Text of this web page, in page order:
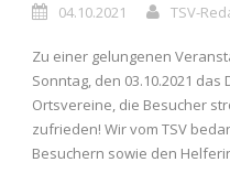
04.10.2021 TSV-
Zu einer gelungenen
Sonntag, den 03.10.2021
Ortsvereine, die Besucher
zufrieden! Wir vom TSV
Besuchern sowie den